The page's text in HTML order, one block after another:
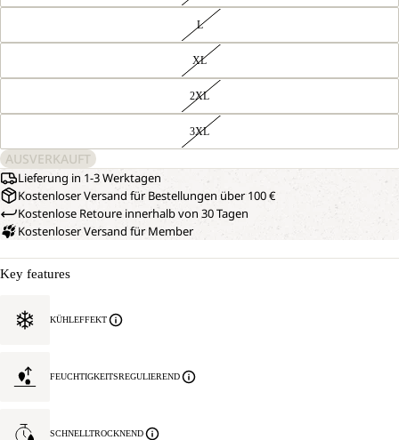
L
XL
2XL
3XL
AUSVERKAUFT
Lieferung in 1-3 Werktagen
Kostenloser Versand für Bestellungen über 100 €
Kostenlose Retoure innerhalb von 30 Tagen
Kostenloser Versand für Member
Key features
KÜHLEFFEKT
FEUCHTIGKEITSREGULIEREND
SCHNELLTROCKNEND